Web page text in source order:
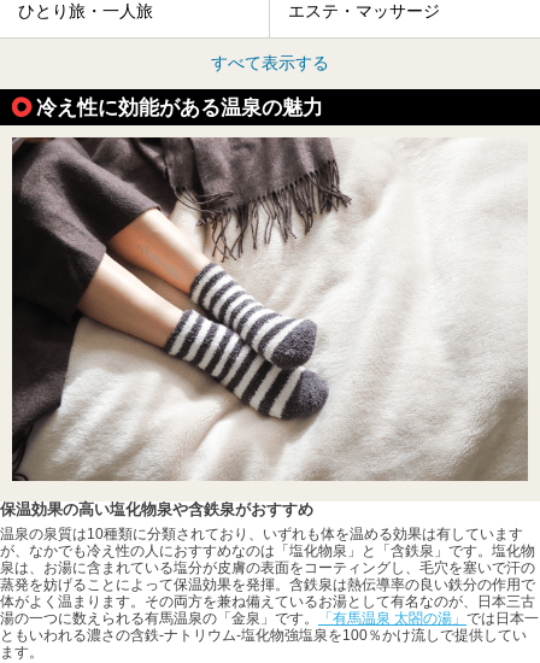
ひとり旅・一人旅 エステ・マッサージ
すべて表示する
冷え性に効能がある温泉の魅力
保温効果の高い塩化物泉や含鉄泉がおすすめ
温泉の泉質は10種類に分類されており、いずれも体を温める効果は有しています
が、なかでも冷え性の人におすすめなのは「塩化物泉」と「含鉄泉」です。塩化物
泉は、お湯に含まれている塩分が皮膚の表面をコーティングし、毛穴を塞いで汗の
蒸発を妨げることによって保温効果を発揮。含鉄泉は熱伝導率の良い鉄分の作用で
体がよく温まります。その両方を兼ね備えているお湯として有名なのが、日本三古
湯の一つに数えられる有馬温泉の「金泉」です。
「有馬温泉 太閤の湯」 では日本一
ともいわれる濃さの含鉄-ナトリウム-塩化物強塩泉を100％かけ流しで提供してい
ます。